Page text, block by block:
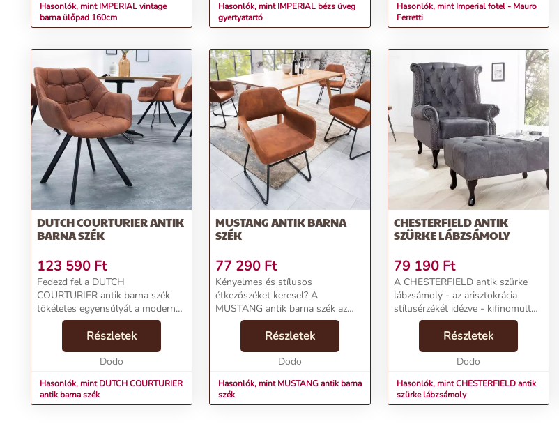
Hasonlók, mint IMPERIAL vintage
barna ülőpad 160cm
Hasonlók, mint IMPERIAL bézs üveg
gyertyatartó
Hasonlók, mint Imperial fotel - Mauro
Ferretti
DUTCH COURTURIER ANTIK
BARNA SZÉK
123 590 Ft
Fedezd fel a DUTCH
COURTURIER antik barna szék
tökéletes egyensúlyát a modern
és minimál retro stílusok között!
Ez a bútordarab egy új dimenziót
nyit meg a retro koncepciójában. A
szék kiemelkedő funk...
Részletek
Dodo
Hasonlók, mint DUTCH COURTURIER
antik barna szék
MUSTANG ANTIK BARNA
SZÉK
77 290 Ft
Kényelmes és stílusos
étkezőszéket keresel? A
MUSTANG antik barna szék az
Invicta magyar webshop
kínálatában most elérhető, hogy
otthonod egyedivé és kifinomulttá
váljon. A 100% poliészterből
Részletek
Dodo
Hasonlók, mint MUSTANG antik barna
szék
CHESTERFIELD ANTIK
SZÜRKE LÁBZSÁMOLY
79 190 Ft
A CHESTERFIELD antik szürke
lábzsámoly - az arisztokrácia
stílusérzékét idézve - kifinomult
és kényelmes kiegészítő minden
otthonba. A lábzsámoly hűen
tükrözi a Chesterfield stílust, mely
Részletek
Dodo
Hasonlók, mint CHESTERFIELD antik
szürke lábzsámoly